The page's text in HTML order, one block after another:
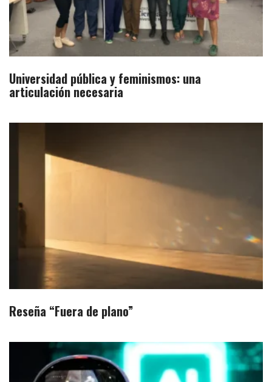
Universidad pública y feminismos: una
articulación necesaria
Reseña “Fuera de plano”